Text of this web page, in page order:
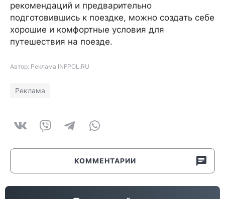
рекомендаций и предварительно
подготовившись к поездке, можно создать себе
хорошие и комфортные условия для
путешествия на поезде.
Автор: Реклама INFPOL.RU
Реклама
КОММЕНТАРИИ